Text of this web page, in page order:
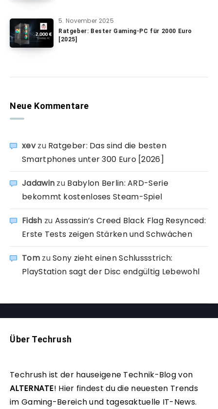
5. November 2025
Ratgeber: Bester Gaming-PC für 2000 Euro
[2025]
Neue Kommentare
xevzu Ratgeber: Das sind die besten
Smartphones unter 300 Euro [2026]
Jadawin zu Babylon Berlin: ARD-Serie
bekommt kostenloses Steam-Spiel
Fidsh zu Assassin’s Creed Black Flag Resynced:
Erste Tests zeigen Stärken und Schwächen
TomzuSony zieht einen Schlussstrich:
PlayStation sagt der Disc endgültig Lebewohl
Über Techrush
Techrush ist der hauseigene Technik-Blog von
ALTERNATE! Hier findest du die neuesten Trends
im Gaming-Bereich und tagesaktuelle IT-News.